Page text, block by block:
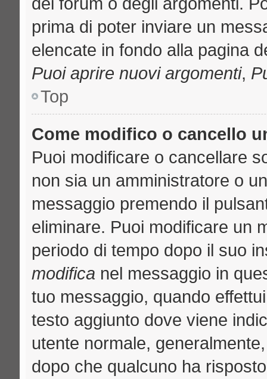
prima di poter inviare un
elencate in fondo alla pagina
Puoi aprire nuovi argomenti,
Top
Come modifico o cancello
Puoi modificare o cancellare
non sia un amministratore o
messaggio premendo il
eliminare. Puoi modificare un
periodo di tempo dopo il suo
modifica nel messaggio in
tuo messaggio, quando
testo aggiunto dove viene
utente normale,
dopo che qualcuno ha